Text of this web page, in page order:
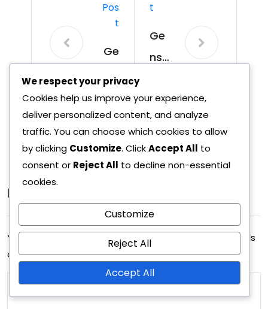
Pos
T
Ge
nsh
in
Imp
act
Ilm
et
Ve
dot
Pal
kin
2/2
T
Ge
nsh
Imp
act
in
Ilm
et
Ve
dot
Pal
kin
026
Leave A Reply
Your email address will not be published.
Required fields
are marked*
We respect your privacy
Cookies help us improve your experience,
deliver personalized content, and analyze
traffic. You can choose which cookies to allow
by clicking Customize. ClickAccept All to
consent or Reject All to decline non-essential
cookies.
Customize
Reject All
Accept All